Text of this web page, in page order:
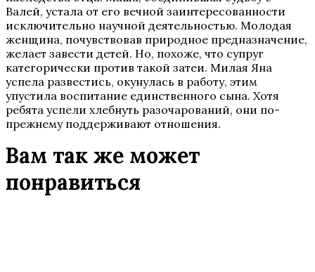
Валей, устала от его вечной заинтересованности
исключительно научной деятельностью. Молодая
женщина, почувствовав природное предназначение,
желает завести детей. Но, похоже, что супруг
категорически против такой затеи. Милая Яна
успела развестись, окунулась в работу, этим
упустила воспитание единственного сына. Хотя
ребята успели хлебнуть разочарований, они по-
прежнему поддерживают отношения.
Вам так же может
понравиться